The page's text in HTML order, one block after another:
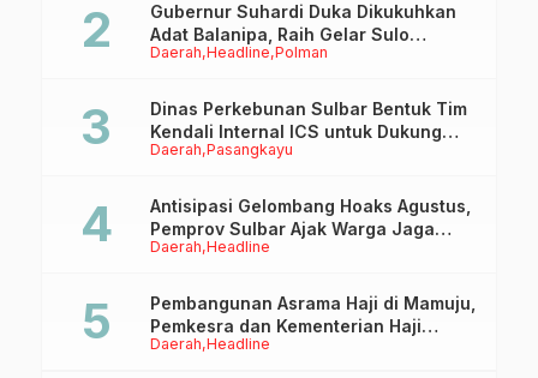
Daerah Headline Polman
Gubernur Suhardi Duka Dikukuhkan
Adat Balanipa, Raih Gelar Sulo
Tappidena
Daerah Pasangkayu
Dinas Perkebunan Sulbar Bentuk Tim
Kendali Internal ICS untuk Dukung
Sertifikasi ISPO Pekebun di
Daerah Headline
Antisipasi Gelombang Hoaks Agustus,
Pemprov Sulbar Ajak Warga Jaga
Ruang Digital
Daerah Headline
Pembangunan Asrama Haji di Mamuju,
Pemkesra dan Kementerian Haji
Sulbar Tinjau Lokasi